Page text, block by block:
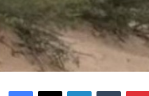
Facebook
X LinkedInTumblr